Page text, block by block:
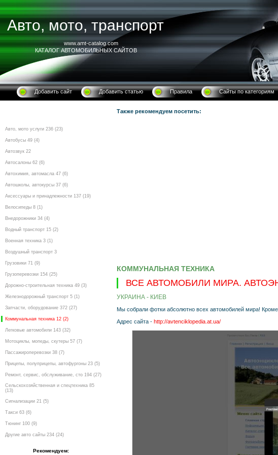
Авто, мото, транспорт
www.amt-catalog.com
КАТАЛОГ АВТОМОБИЛЬНЫХ САЙТОВ
Добавить сайт Добавить статью Правила Сайты по категориям
Авто, мото услуги 236 (23)
Автобусы 49 (4)
Автозвук 22
Автосалоны 62 (6)
Автохимия, автомасла 47 (6)
Автошколы, автокурсы 37 (6)
Аксессуары и принадлежности 137 (19)
Велосипеды 8 (1)
Внедорожники 34 (4)
Водный транспорт 15 (2)
Военная техника 3 (1)
Воздушный транспорт 3
Грузовики 71 (9)
Грузоперевозки 154 (25)
Дорожно-строительная техника 49 (3)
Железнодорожный транспорт 5 (1)
Запчасти, оборудование 372 (27)
Коммунальная техника 12 (2)
Легковые автомобили 143 (32)
Мотоциклы, мопеды, скутеры 57 (7)
Пассажироперевозки 38 (7)
Прицепы, полуприцепы, автофургоны 23 (5)
Ремонт, сервис, обслуживание, сто 194 (27)
Сельскохозяйственная и спецтехника 85
(13)
Сигнализации 21 (5)
Такси 63 (6)
Тюнинг 100 (9)
Другие авто сайты 234 (24)
Рекомендуем:
Также рекомендуем посетить:
КОММУНАЛЬНАЯ ТЕХНИКА
ВСЕ АВТОМОБИЛИ МИРА.
УКРАИНА - КИЕВ
Мы собрали фотки абсолютно всех автомобилей мира!
Адрес сайта - http://avtenciklopedia.at.ua/